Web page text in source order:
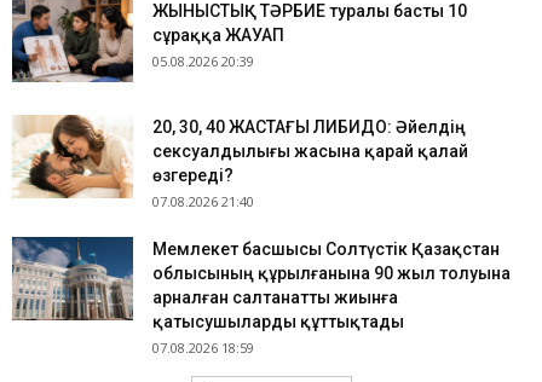
ЖЫНЫСТЫҚ ТӘРБИЕ туралы басты 10
сұраққа ЖАУАП
05.08.2026 20:39
​20, 30, 40 ЖАСТАҒЫ ЛИБИДО: Әйелдің
сексуалдылығы жасына қарай қалай
өзгереді?
07.08.2026 21:40
Мемлекет басшысы Солтүстік Қазақстан
облысының құрылғанына 90 жыл толуына
арналған салтанатты жиынға
қатысушыларды құттықтады
07.08.2026 18:59